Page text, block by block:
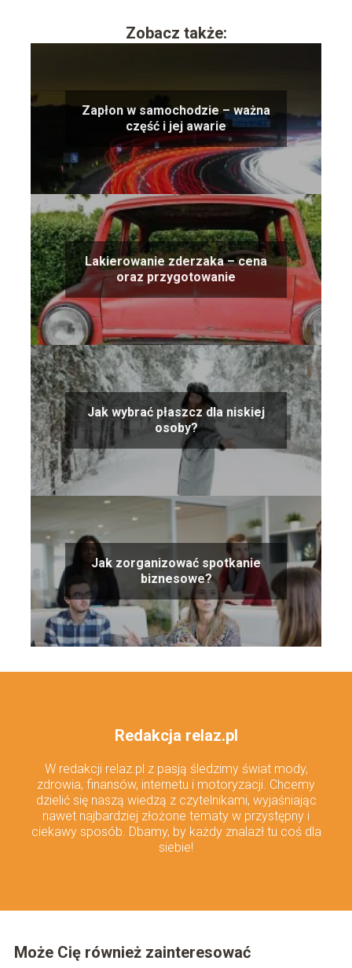
Zobacz także:
Zapłon w samochodzie – ważna
część i jej awarie
Lakierowanie zderzaka – cena
oraz przygotowanie
Jak wybrać płaszcz dla niskiej
osoby?
Jak zorganizować spotkanie
biznesowe?
Redakcja relaz.pl
W redakcji relaz.pl z pasją śledzimy świat mody,
zdrowia, finansów, internetu i motoryzacji. Chcemy
dzielić się naszą wiedzą z czytelnikami, wyjaśniając
nawet najbardziej złożone tematy w przystępny i
ciekawy sposób. Dbamy, by każdy znalazł tu coś dla
siebie!
Może Cię również zainteresować